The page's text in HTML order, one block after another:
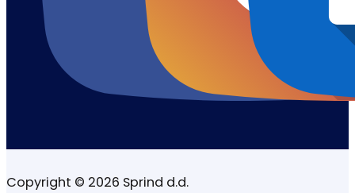
Copyright © 2026 Sprind d.d.